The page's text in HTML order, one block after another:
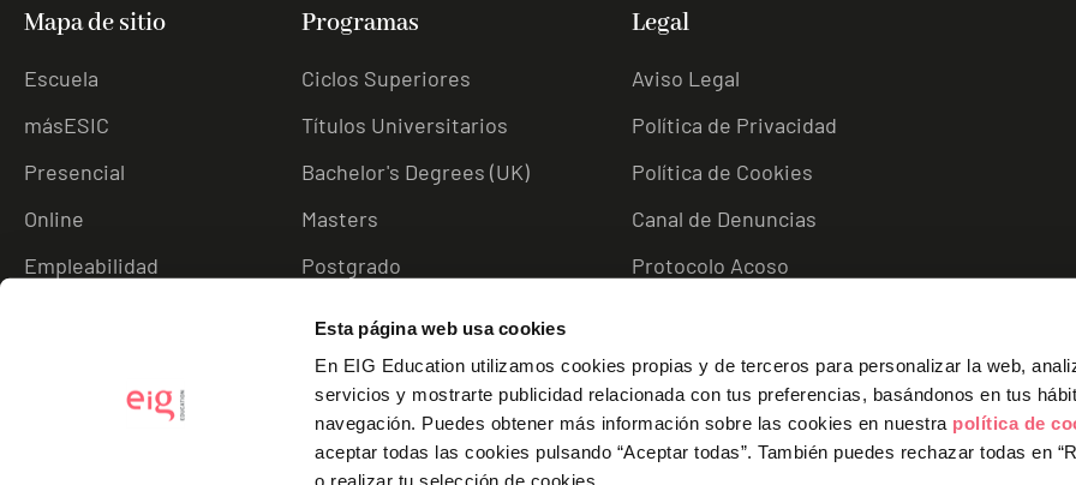
Esta página web usa cookies
En EIG Education utilizamos cookies propias y de terceros para personalizar la web,
servicios y mostrarte publicidad relacionada con tus preferencias, basándonos en tus
navegación. Puedes obtener más información sobre las cookies en nuestra política de
aceptar todas las cookies pulsando “Aceptar todas”.También puedes rechazar todas en
o realizar tu selección de cookies.
Mapa de sitio
Escuela
másESIC
Presencial
Online
Empleabilidad
Programas
Ciclos Superiores
Títulos Universitarios
Bachelor's Degrees (UK)
Masters
Postgrado
Legal
Aviso Legal
Política de Privacidad
Política de Cookies
Canal de Denuncias
Protocolo Acoso
L
i
n
k
e
d
I
n
s
t
a
g
F
a
c
e
b
o
Y
o
u
t
u
b